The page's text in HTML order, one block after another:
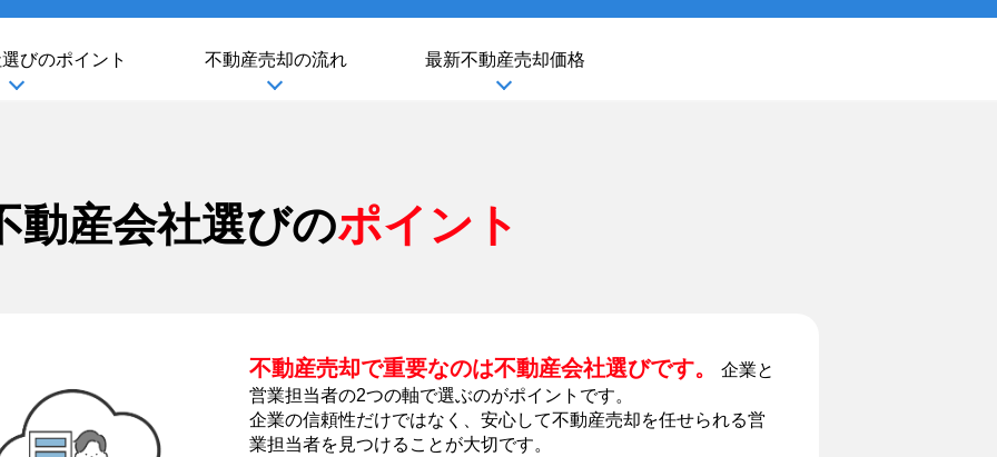
びのポイント 不動産売却の流れ 最新不動産売却価格
動産会社選びのポイント
不動産売却で重要なのは不動産会社選びです。
企業と
営業担当者の2つの軸で選ぶのがポイントです。
企業の信頼性だけではなく、安心して不動産売却を任せられる営
業担当者を見つけることが大切です。